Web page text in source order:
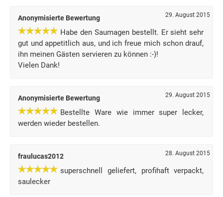
Anonymisierte Bewertung 29. August 2015
Habe den Saumagen bestellt. Er sieht sehr
gut und appetitlich aus, und ich freue mich schon drauf,
ihn meinen Gästen servieren zu können :-)!
Vielen Dank!
Anonymisierte Bewertung 29. August 2015
Bestellte Ware wie immer super lecker,
werden wieder bestellen.
fraulucas2012 28. August 2015
superschnell geliefert, profihaft verpackt,
saulecker